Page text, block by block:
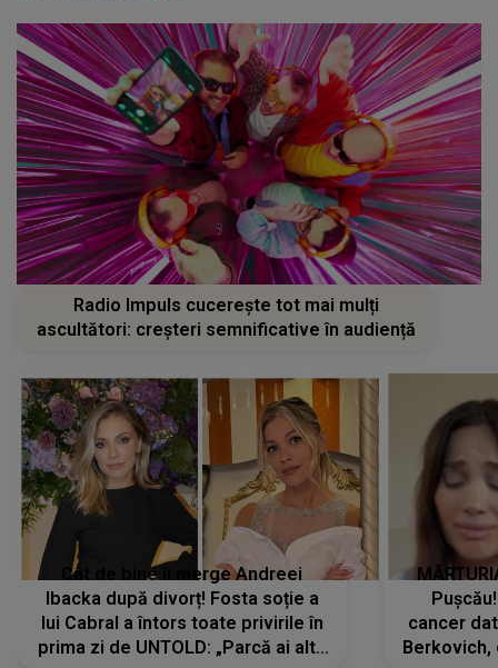
Radio Impuls cucerește tot mai mulți
ascultători: creșteri semnificative în audiență
Cât de bine îi merge Andreei
Ibacka după divorț! Fosta soție a
lui Cabral a întors toate privirile în
prima zi de UNTOLD: „Parcă ai altă
cancer
Berkovich,